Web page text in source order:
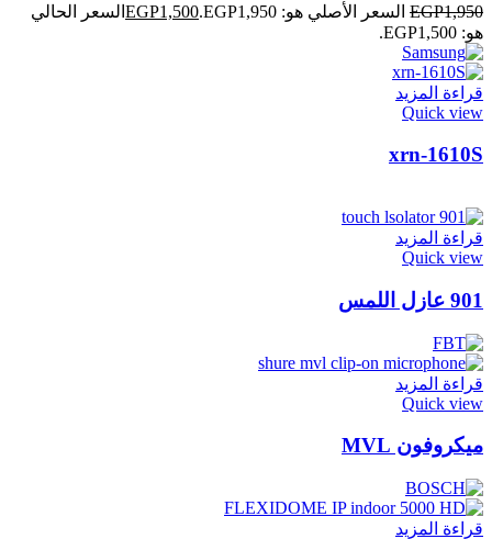
EGP1,950 السعر الأصلي هو: EGP1,950. EGP1,500
السعر الحالي
هو: EGP1,500.
قراءة المزيد
Quick view
xrn-1610S
قراءة المزيد
Quick view
901 عازل اللمس
قراءة المزيد
Quick view
ميكروفون MVL
قراءة المزيد